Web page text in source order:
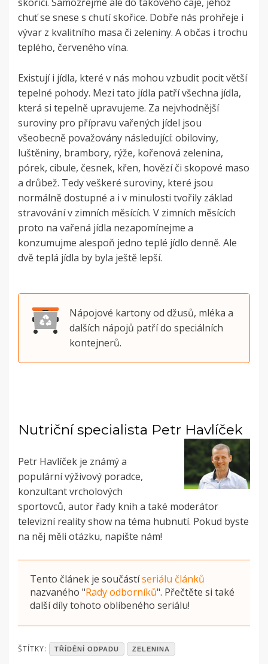
chuť se snese s chutí skořice. Dobře nás prohřeje i
vývar z kvalitního masa či zeleniny. A občas i trochu
teplého, červeného vína.
Existují i jídla, které v nás mohou vzbudit pocit větší
tepelné pohody. Mezi tato jídla patří všechna jídla,
která si tepelně upravujeme. Za nejvhodnější
suroviny pro přípravu vařených jídel jsou
všeobecně považovány následující: obiloviny,
luštěniny, brambory, rýže, kořenová zelenina,
pórek, cibule, česnek, křen, hovězí či skopové maso
a drůbež. Tedy veškeré suroviny, které jsou
normálně dostupné a i v minulosti tvořily základ
stravování v zimních měsících. V zimních měsících
proto na vařená jídla nezapomínejme a
konzumujme alespoň jedno teplé jídlo denně. Ale
dvě teplá jídla by byla ještě lepší.
Nápojové kartony od džusů, mléka a
dalších nápojů patří do speciálních
kontejnerů.
Nutriční specialista Petr Havlíček
Petr Havlíček je známý a
populární výživový poradce,
konzultant vrcholových
sportovců, autor řady knih a také moderátor
televizní reality show na téma hubnutí. Pokud byste
na něj měli otázku, napište nám!
Tento článek je součástíseriálu článků
nazvaného "Rady odborníků". Přečtěte si také
další díly tohoto oblíbeného seriálu!
POSTED
ŠTÍTKY: TŘÍDĚNÍ ODPADU ZELENINA